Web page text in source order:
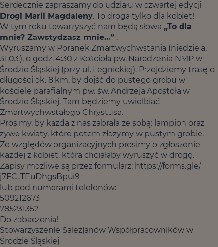
Serdecznie zapraszamy do udziału w czwartej edycji
Drogi Marii Magdaleny. To droga tylko dla kobiet!
W tym roku towarzyszyć nam będą słowa „To dla
mnie? Zawstydzasz mnie…” .
Wyruszamy w Poranek Zmartwychwstania (niedziela,
31.03.), o godz. 4:30 z Kościoła pw. Narodzenia NMP w
Środzie Śląskiej (przy ul. Legnickiej). Przejdziemy trasę o
długości ok. 8 km, by dojść do pustego grobu w
kościele parafialnym pw. św. Andrzeja Apostoła w
Środzie Śląskiej. Tam będziemy uwielbiać
Zmartwychwstałego Chrystusa.
Prosimy, by każda z nas zabrała ze sobą: lampion oraz
żywe kwiaty, które potem złożymy w pustym grobie.
Ze względów organizacyjnych prosimy o zgłoszenie
każdej z kobiet, która chciałaby wyruszyć w drogę.
Zapisy możliwe są przez formularz: https://forms.gle/
j7FCtTEuDhgsBpui9
lub pod numerami telefonów:
509212673
785231352
Do zobaczenia!
Stowarzyszenie Salezjanów Współpracowników w
Środzie Śląskiej